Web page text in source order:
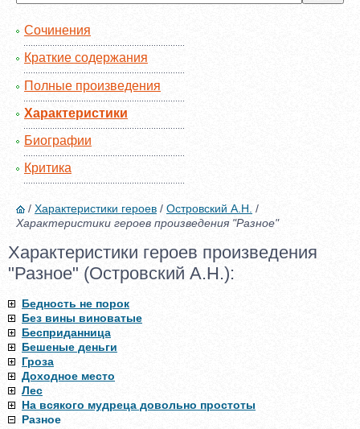
Сочинения
Краткие содержания
Полные произведения
Характеристики
Биографии
Критика
/ Характеристики героев / Островский А.Н. /
Характеристики героев произведения "Разное"
Характеристики героев произведения
"Разное" (Островский А.Н.):
Бедность не порок
Без вины виноватые
Бесприданница
Бешеные деньги
Гроза
Доходное место
Лес
На всякого мудреца довольно простоты
Разное